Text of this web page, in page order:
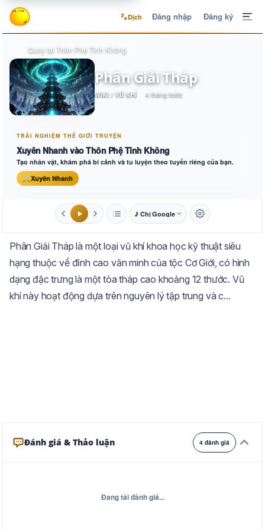
Dịch Đăng nhập Đăng ký
Quay lại Thôn Phệ Tinh Không
Phân Giải Tháp
WIKI / VŨ KHÍ 4 tháng trước
TRẢI NGHIỆM THẾ GIỚI TRUYỆN
Xuyên Nhanh vào Thôn Phệ Tinh Không
Tạo nhân vật, khám phá bí cảnh và tu luyện theo tuyến riêng của bạn.
⚔Xuyên Nhanh
♪ Chị Google
Trắng Ngà Vàng
Phân Giải Tháp là một loại vũ khí khoa học kỹ thuật siêu
hạng thuộc về đỉnh cao văn minh của tộc Cơ Giới, có hình
dạng đặc trưng là một tòa tháp cao khoảng 12 thước. Vũ
khí này hoạt động dựa trên nguyên lý tập trung và c...
Đánh giá & Thảo luận 4 đánh giá
Đang tải đánh giá...